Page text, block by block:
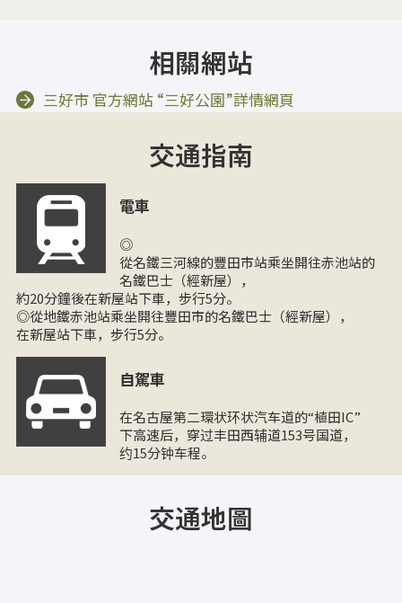
相關網站
三好市 官方網站 “三好公園”詳情網頁
交通指南
電車
◎
從名鐵三河線的豐田市站乘坐開往赤池站的
名鐵巴士（經新屋），
約20分鐘後在新屋站下車，步行5分。
◎從地鐵赤池站乘坐開往豐田市的名鐵巴士（經新屋），
在新屋站下車，步行5分。
自駕車
在名古屋第二環状环状汽车道的“植田IC”
下高速后，穿过丰田西辅道153号国道，
约15分钟车程。
交通地圖